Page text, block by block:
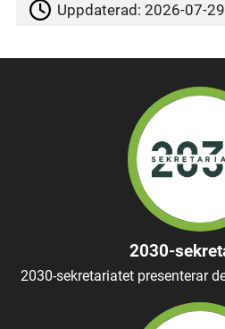
Uppdaterad:2026-07-29
2030-
2030-sekretariatet presenterar